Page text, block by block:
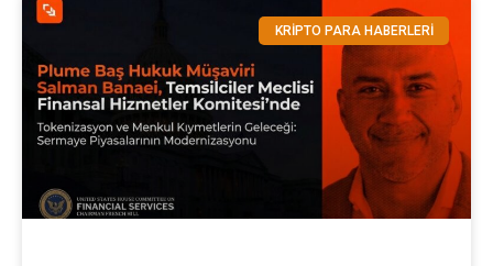
KRİPTO PARA HABERLERİ